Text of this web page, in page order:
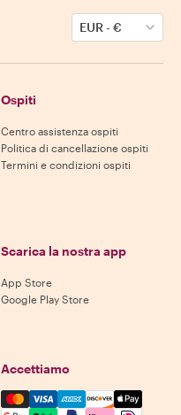
EUR-€
Ospiti
Centro assistenza ospiti
Politica di cancellazione ospiti
Termini e condizioni ospiti
Scarica la nostra app
App Store
Google Play Store
Accettiamo
Mastercard, Visa, Amex,